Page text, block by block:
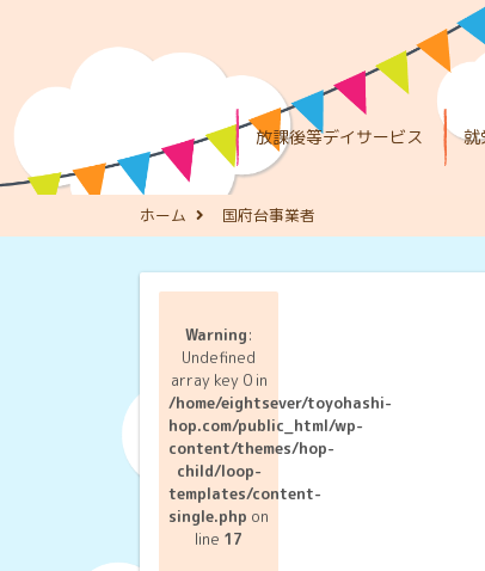
放課後等デイサービス 就
ホーム 国府台事業者
Warning:
Undefined
array key 0 in
/home/eightsever/toyohashi-
hop.com/public_html/wp-
content/themes/hop-
child/loop-
templates/content-
single.php on
line 17